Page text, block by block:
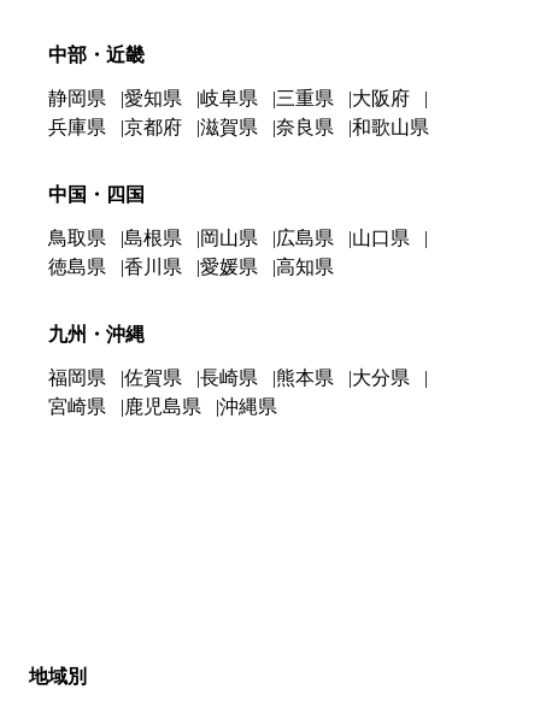
中部・近畿
静岡県 愛知県 岐阜県 三重県
大阪府
兵庫県
京都府 滋賀県 奈良県 和歌山県
中国・四国
鳥取県 島根県 岡山県 広島県
山口県
徳島県
香川県 愛媛県 高知県
九州・沖縄
福岡県 佐賀県 長崎県 熊本県
大分県
宮崎県
鹿児島県 沖縄県
地域別